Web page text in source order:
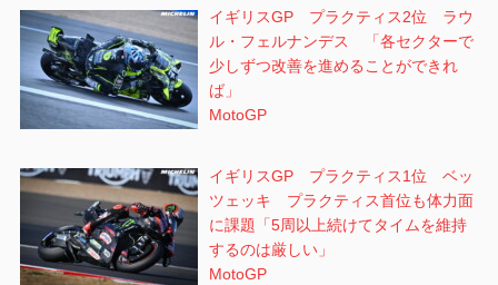
イギリスGP プラクティス2位 ラウ
ル・フェルナンデス 「各セクターで
少しずつ改善を進めることができれ
ば」
MotoGP
イギリスGP プラクティス1位 ベッ
ツェッキ プラクティス首位も体力面
に課題「5周以上続けてタイムを維持
するのは厳しい」
MotoGP